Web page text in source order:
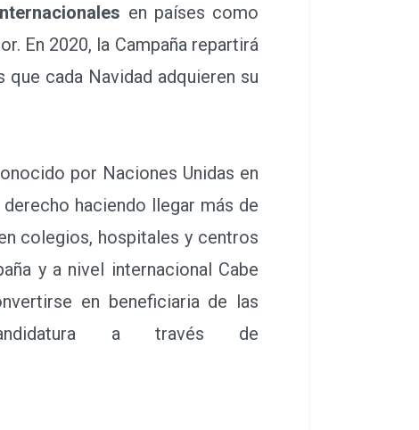
en países como
En 2020, la Campaña repartirá
cada Navidad adquieren su
por Naciones Unidas en
haciendo llegar más de
colegios, hospitales y centros
y a nivel internacional Cabe
en beneficiaria de las
a través de